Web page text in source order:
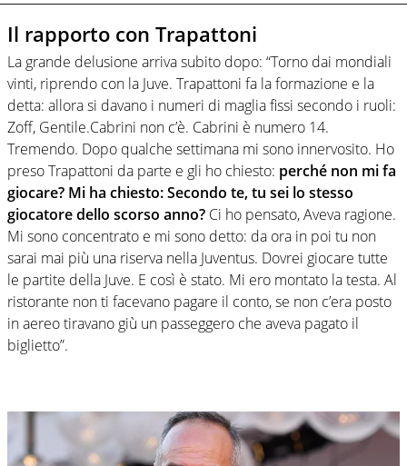
Il rapporto con Trapattoni
La grande delusione arriva subito dopo: “Torno dai mondiali
vinti, riprendo con la Juve. Trapattoni fa la formazione e la
detta: allora si davano i numeri di maglia fissi secondo i ruoli:
Zoff, Gentile.Cabrini non c’è. Cabrini è numero 14.
Tremendo. Dopo qualche settimana mi sono innervosito. Ho
preso Trapattoni da parte e gli ho chiesto: perché non mi fa
giocare? Mi ha chiesto: Secondo te, tu sei lo stesso
giocatore dello scorso anno? Ci ho pensato, Aveva ragione.
Mi sono concentrato e mi sono detto: da ora in poi tu non
sarai mai più una riserva nella Juventus. Dovrei giocare tutte
le partite della Juve. E così è stato. Mi ero montato la testa. Al
ristorante non ti facevano pagare il conto, se non c’era posto
in aereo tiravano giù un passeggero che aveva pagato il
biglietto”.